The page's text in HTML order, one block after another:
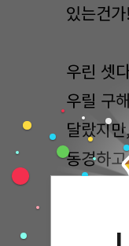
있는건
우린 셋
우릴 구
달랐지
동경하
싶어하
수순이